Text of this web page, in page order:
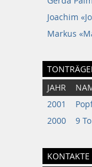
Joachim
Markus
JAHR
2001
2000
9
KONTAKTE